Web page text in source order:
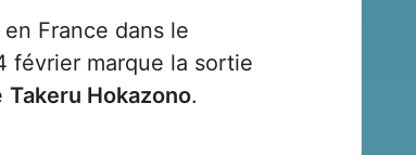
France dans le
février marque la sortie
Takeru Hokazono.